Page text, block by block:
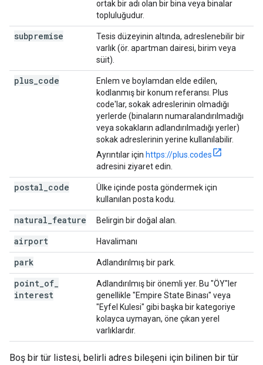
ortak bir adı olan bir bina veya binalar
topluluğudur.
subpremise
Tesis düzeyinin altında, adreslenebilir bir
varlık (ör. apartman dairesi, birim veya
süit).
plus code
Enlem ve boylamdan elde edilen,
kodlanmış bir konum referansı. Plus
code'lar, sokak adreslerinin olmadığı
yerlerde (binaların numaralandırılmadığı
veya sokakların adlandırılmadığı yerler)
sokak adreslerinin yerine kullanılabilir.
Ayrıntılar için https://plus.codes
adresini ziyaret edin.
postal code
Ülke içinde posta göndermek için
kullanılan posta kodu.
natural feature Belirgin bir doğal alan.
airport Havalimanı
park Adlandırılmış bir park.
point of
interest
Adlandırılmış bir önemli yer. Bu "ÖY"ler
genellikle "Empire State Binası" veya
"Eyfel Kulesi" gibi başka bir kategoriye
kolayca uymayan, öne çıkan yerel
varlıklardır.
Boş bir tür listesi, belirli adres bileşeni için bilinen bir tür